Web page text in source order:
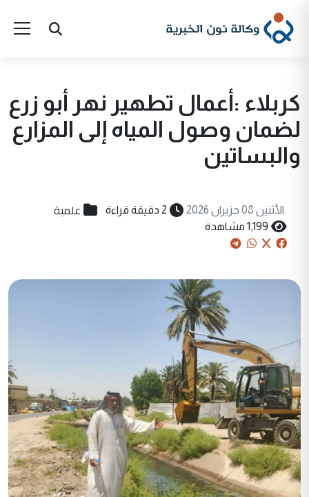
كربلاء :أعمال تطهير نهر أبو زرع
لضمان وصول المياه إلى المزارع
والبساتين
الأثنين 08 حزيران 2026 2 دقيقة قراءة علمية
1,199 مشاهدة